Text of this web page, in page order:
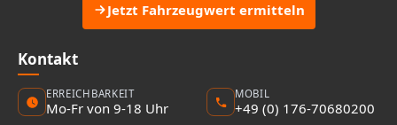
Jetzt Fahrzeugwert ermitteln
Kontakt
ERREICHBARKEIT
Mo-Fr von 9-18 Uhr
MOBIL
+49 (0) 176-70680200